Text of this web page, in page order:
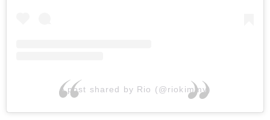
A post shared by Rio (@riokimmy)